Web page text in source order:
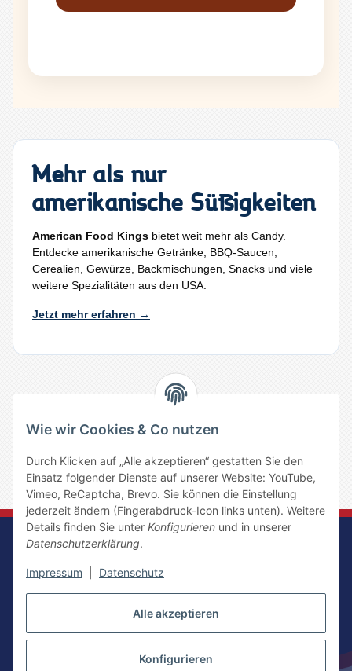
Alle akzeptieren
Konfigurieren
Wie wir Cookies & Co nutzen
Durch Klicken auf „Alle akzeptieren“ gestatten Sie den
Einsatz folgender Dienste auf unserer Website: YouTube,
Vimeo, ReCaptcha, Brevo. Sie können die Einstellung
jederzeit ändern (Fingerabdruck-Icon links unten). Weitere
Details finden Sie unter Konfigurieren und in unserer
Datenschutzerklärung.
Impressum Datenschutz
Mehr als nur
amerikanische Süßigkeiten
American Food Kings bietet weit mehr als Candy.
Entdecke amerikanische Getränke, BBQ-Saucen,
Cerealien, Gewürze, Backmischungen, Snacks und viele
weitere Spezialitäten aus den USA.
Jetzt mehr erfahren →
xBitte melden Sie sich an, um einen Kommentar zu